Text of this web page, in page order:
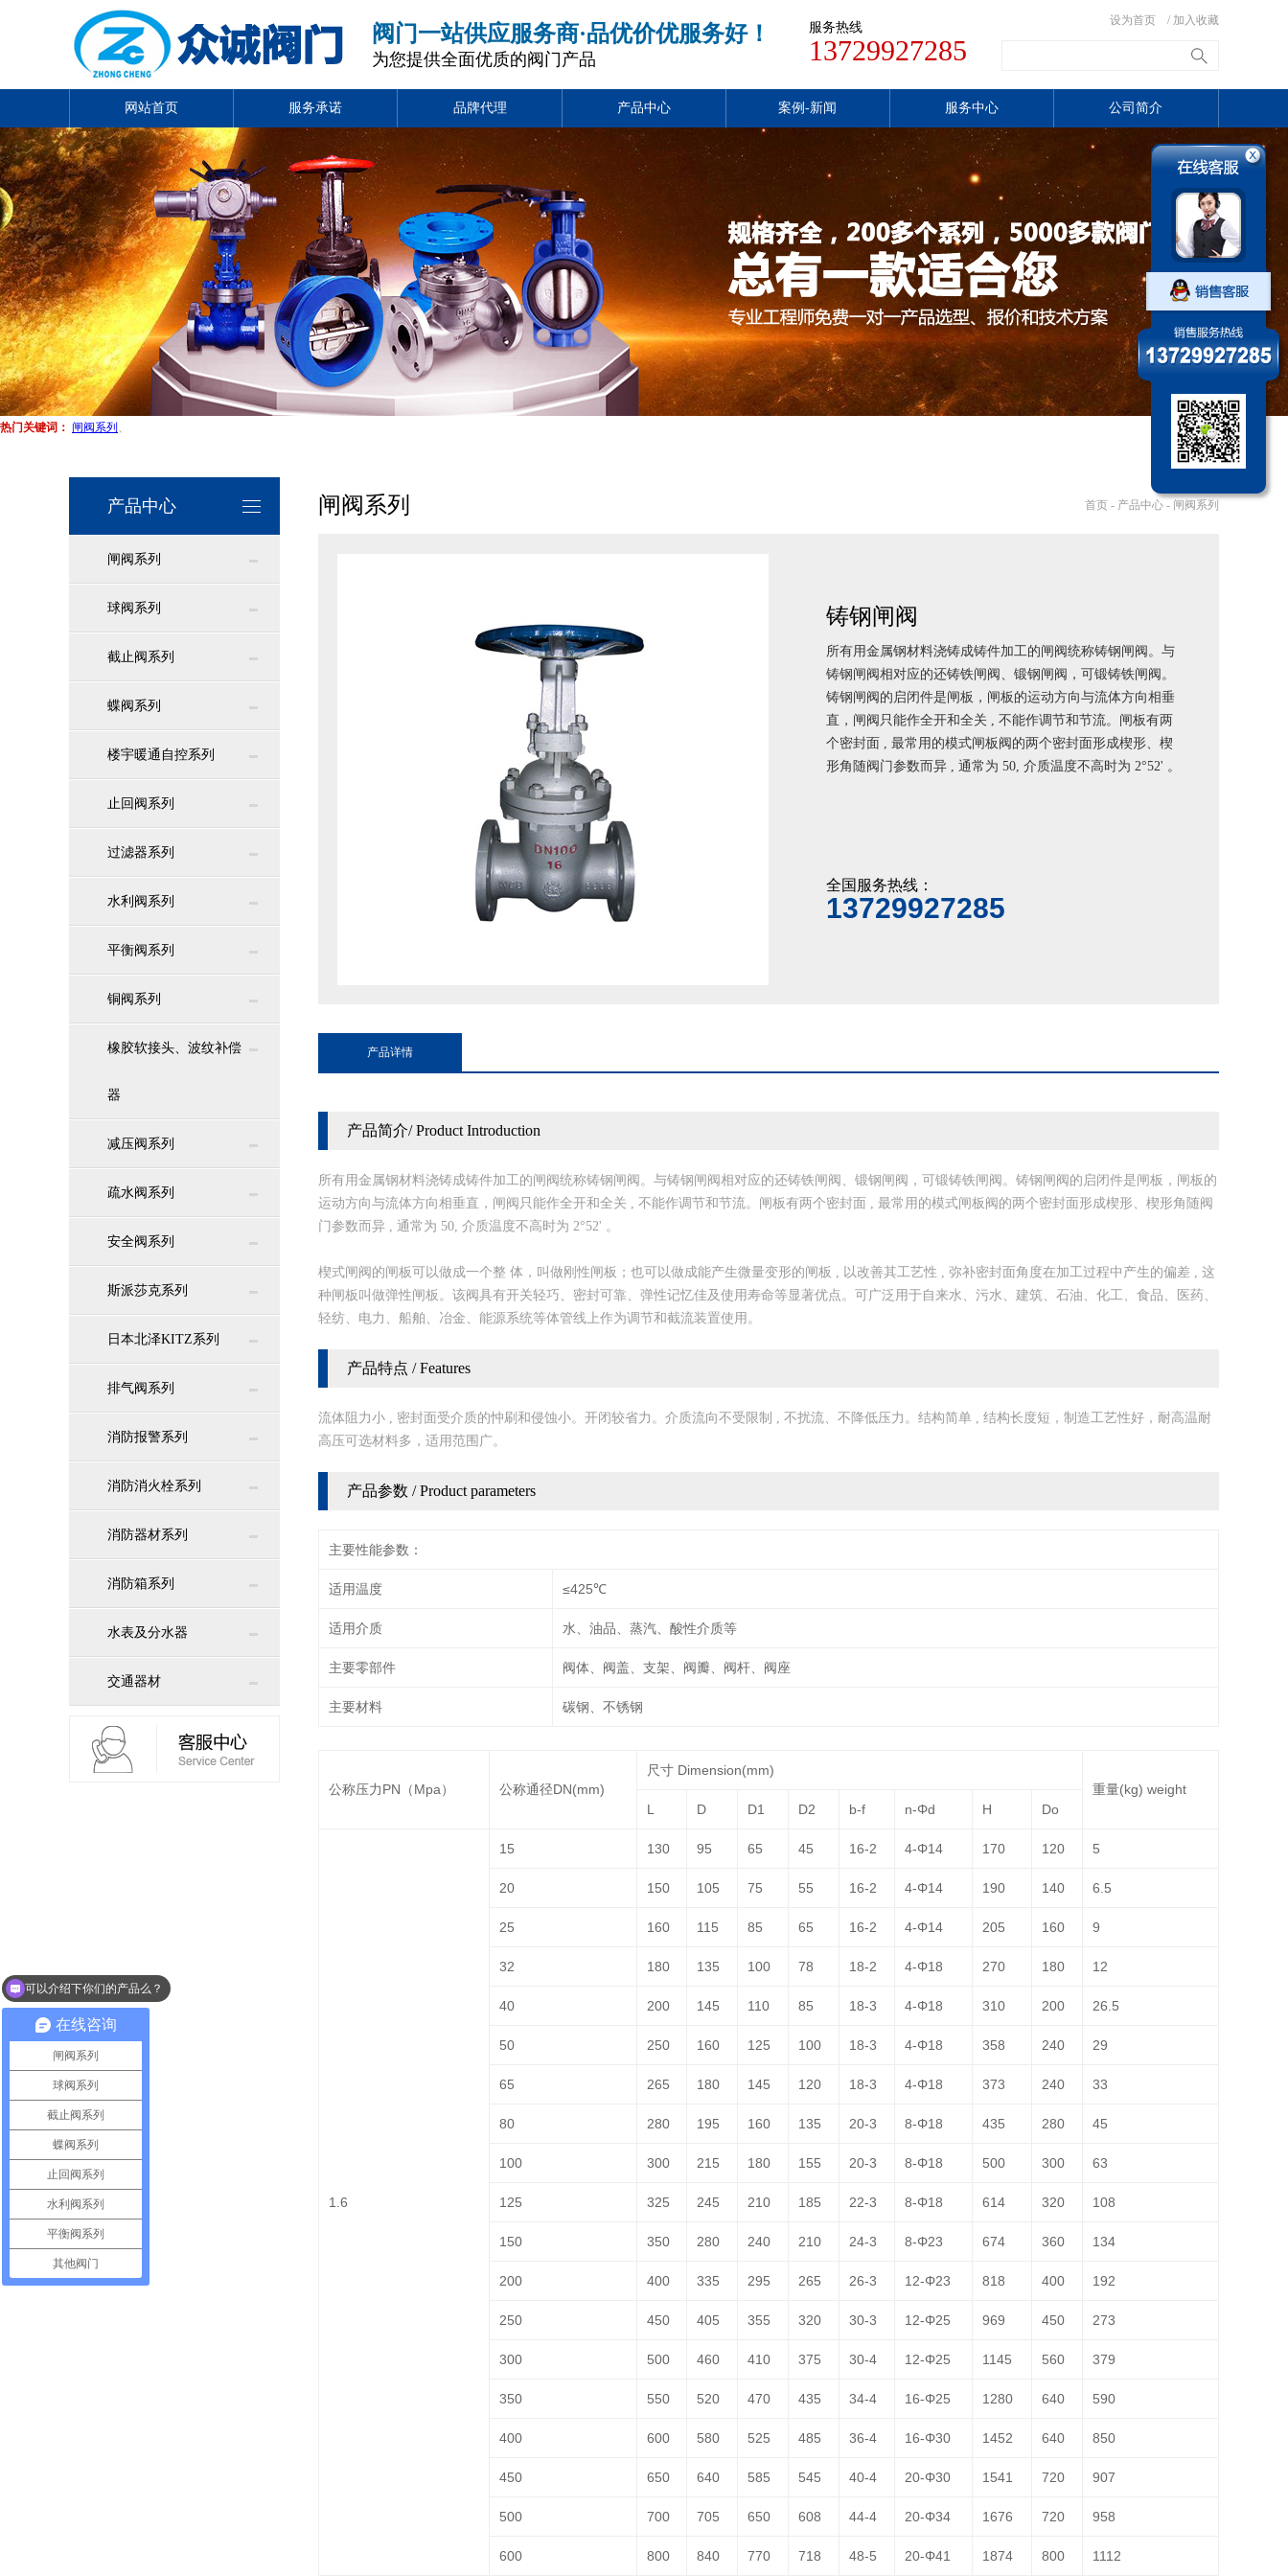
阀门一站供应服务商·品优价优服务好！
为您提供全面优质的阀门产品
服务热线
13729927285
设为首页 / 加入收藏
网站首页 服务承诺 品牌代理 产品中心 案例-新闻 服务中心 公司简介
热门关键词： 闸阀系列 、
产品中心
闸阀系列
球阀系列
截止阀系列
蝶阀系列
楼宇暖通自控系列
止回阀系列
过滤器系列
水利阀系列
平衡阀系列
铜阀系列
橡胶软接头、波纹补偿
器
减压阀系列
疏水阀系列
安全阀系列
斯派莎克系列
日本北泽KITZ系列
排气阀系列
消防报警系列
消防消火栓系列
消防器材系列
消防箱系列
水表及分水器
交通器材
首页 - 产品中心 - 闸阀系列
闸阀系列
铸钢闸阀
所有用金属钢材料浇铸成铸件加工的闸阀统称铸钢闸阀。与
铸钢闸阀相对应的还铸铁闸阀、锻钢闸阀，可锻铸铁闸阀。
铸钢闸阀的启闭件是闸板，闸板的运动方向与流体方向相垂
直，闸阀只能作全开和全关 , 不能作调节和节流。闸板有两
个密封面 , 最常用的模式闸板阀的两个密封面形成楔形、楔
形角随阀门参数而异 , 通常为 50, 介质温度不高时为 2°52' 。
全国服务热线：
13729927285
产品详情
产品简介/ Product Introduction
所有用金属钢材料浇铸成铸件加工的闸阀统称铸钢闸阀。与铸钢闸阀相对应的还铸铁闸阀、锻钢闸阀，可锻铸铁闸阀。铸钢闸阀的启闭件是闸板，闸板的
运动方向与流体方向相垂直，闸阀只能作全开和全关 , 不能作调节和节流。闸板有两个密封面 , 最常用的模式闸板阀的两个密封面形成楔形、楔形角随阀
门参数而异 , 通常为 50, 介质温度不高时为 2°52' 。
楔式闸阀的闸板可以做成一个整 体，叫做刚性闸板；也可以做成能产生微量变形的闸板 , 以改善其工艺性 , 弥补密封面角度在加工过程中产生的偏差 , 这
种闸板叫做弹性闸板。该阀具有开关轻巧、密封可靠、弹性记忆佳及使用寿命等显著优点。可广泛用于自来水、污水、建筑、石油、化工、食品、医药、
轻纺、电力、船舶、冶金、能源系统等体管线上作为调节和截流装置使用。
产品特点 / Features
流体阻力小 , 密封面受介质的忡刷和侵蚀小。开闭较省力。介质流向不受限制 , 不扰流、不降低压力。结构简单 , 结构长度短，制造工艺性好，耐高温耐
高压可选材料多，适用范围广。
产品参数 / Product parameters
主要性能参数：
适用温度 ≤425℃
适用介质 水、油品、蒸汽、酸性介质等
主要零部件 阀体、阀盖、支架、阀瓣、阀杆、阀座
主要材料 碳钢、不锈钢
公称压力PN（Mpa） 公称通径DN(mm)
尺寸 Dimension(mm)
重量(kg) weight
L
D D1 D2 b-f n-Φd H Do
1.6
15 130 95 65 45 16-2 4-Φ14 170 120 5
20 150 105 75 55 16-2 4-Φ14 190 140 6.5
25 160 115 85 65 16-2 4-Φ14 205 160 9
32 180 135 100 78 18-2 4-Φ18 270 180 12
40 200 145 110 85 18-3 4-Φ18 310 200 26.5
50 250 160 125 100 18-3 4-Φ18 358 240 29
65 265 180 145 120 18-3 4-Φ18 373 240 33
80 280 195 160 135 20-3 8-Φ18 435 280 45
100 300 215 180 155 20-3 8-Φ18 500 300 63
125 325 245 210 185 22-3 8-Φ18 614 320 108
150 350 280 240 210 24-3 8-Φ23 674 360 134
200 400 335 295 265 26-3 12-Φ23 818 400 192
250 450 405 355 320 30-3 12-Φ25 969 450 273
300 500 460 410 375 30-4 12-Φ25 1145 560 379
350 550 520 470 435 34-4 16-Φ25 1280 640 590
400 600 580 525 485 36-4 16-Φ30 1452 640 850
450 650 640 585 545 40-4 20-Φ30 1541 720 907
500 700 705 650 608 44-4 20-Φ34 1676 720 958
600 800 840 770 718 48-5 20-Φ41 1874 800 1112
在线咨询
闸阀系列
球阀系列
截止阀系列
蝶阀系列
止回阀系列
水利阀系列
平衡阀系列
其他阀门
可以介绍下你们的产品么？